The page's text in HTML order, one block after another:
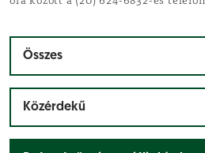
Összes
Közérdekű